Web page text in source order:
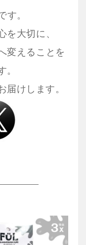
す。
を大切に、
変えることを
。
届けします。